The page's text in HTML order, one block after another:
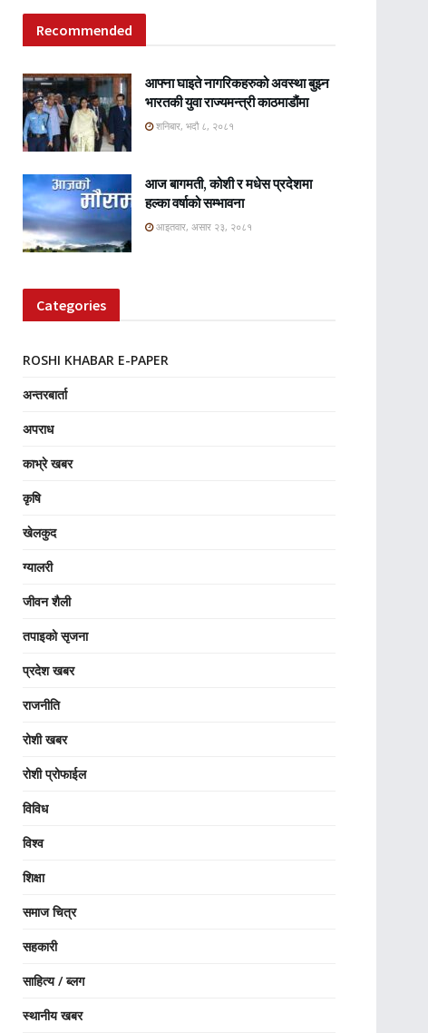
Recommended
आफ्ना घाइते नागरिकहरुको अवस्था बुझ्न
भारतकी युवा राज्यमन्त्री काठमाडौंमा
शनिबार, भदौ ८, २०८१
आज बागमती, कोशी र मधेस प्रदेशमा
हल्का वर्षाको सम्भावना
आइतवार, असार २३, २०८१
Categories
ROSHI KHABAR E-PAPER
अन्तरबार्ता
अपराध
काभ्रे खबर
कृषि
खेलकुद
ग्यालरी
जीवन शैली
तपाइको सृजना
प्रदेश खबर
राजनीति
रोशी खबर
रोशी प्रोफाईल
विविध
विश्व
शिक्षा
समाज चित्र
सहकारी
साहित्य / ब्लग
स्थानीय खबर